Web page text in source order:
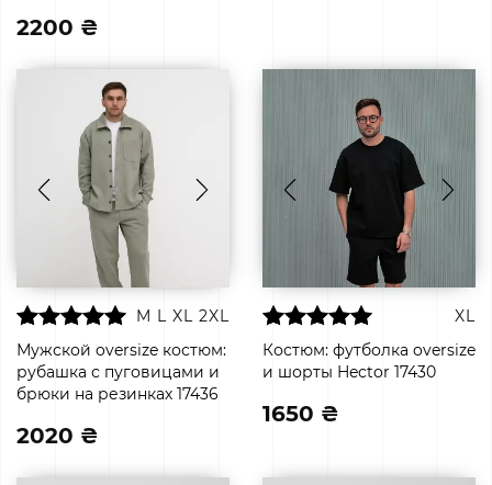
2200 ₴
M L XL 2XL
Мужской oversize костюм:
рубашка с пуговицами и
брюки на резинках 17436
2020 ₴
XL
Костюм: футболка oversize
и шорты Hector 17430
1650 ₴